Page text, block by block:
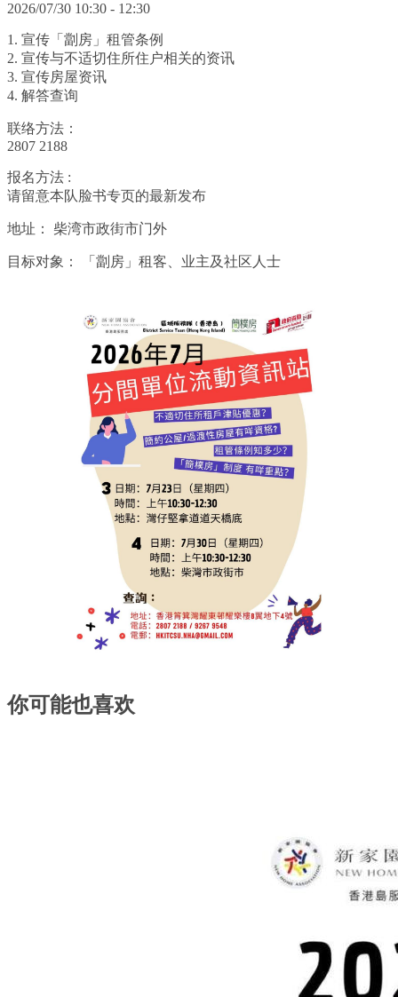
2026/07/30 10:30 - 12:30
1. 宣传「劏房」租管条例
2. 宣传与不适切住所住户相关的资讯
3. 宣传房屋资讯
4. 解答查询
联络方法：
2807 2188
报名方法 :
请留意本队脸书专页的最新发布
地址： 柴湾市政街市门外
目标对象： 「劏房」租客、业主及社区人士
你可能也喜欢